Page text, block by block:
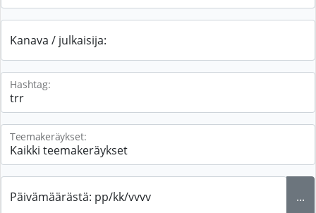
Kanava / julkaisija:
Hashtag:
Teemakeräykset:
Päivämäärästä: pp/kk/vvvv ...